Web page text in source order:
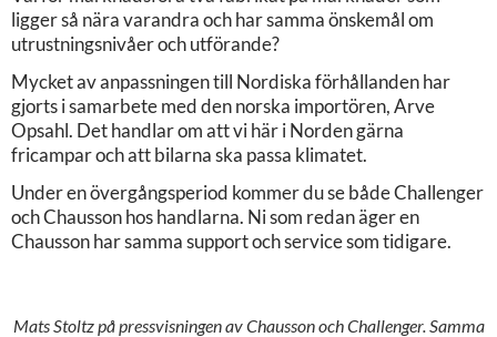
ligger så nära varandra och har samma önskemål om
utrustningsnivåer och utförande?
Mycket av anpassningen till Nordiska förhållanden har
gjorts i samarbete med den norska importören, Arve
Opsahl. Det handlar om att vi här i Norden gärna
fricampar och att bilarna ska passa klimatet.
Under en övergångsperiod kommer du se både Challenger
och Chausson hos handlarna. Ni som redan äger en
Chausson har samma support och service som tidigare.
Mats Stoltz på pressvisningen av Chausson och Challenger. Samma